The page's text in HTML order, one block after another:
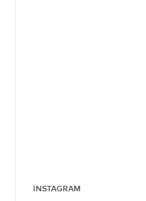
INSTAGRAM